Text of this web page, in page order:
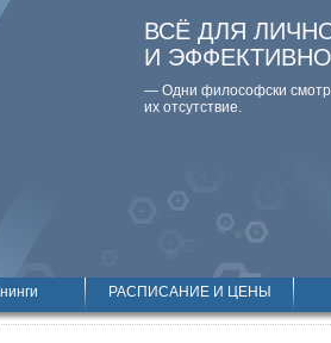
ВСЁ ДЛЯ
И
— Одни философски
их отсутствие.
РАСПИСАНИЕ И ЦЕНЫ